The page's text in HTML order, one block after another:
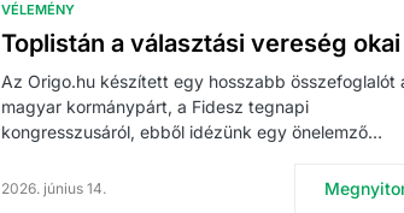
VÉLEMÉNY
Toplistán a választási vereség okai
Az Origo.hu készített egy hosszabb összefoglalót
magyar kormánypárt, a Fidesz tegnapi
kongresszusáról, ebből idézünk egy önelemző…
2026. június 14.